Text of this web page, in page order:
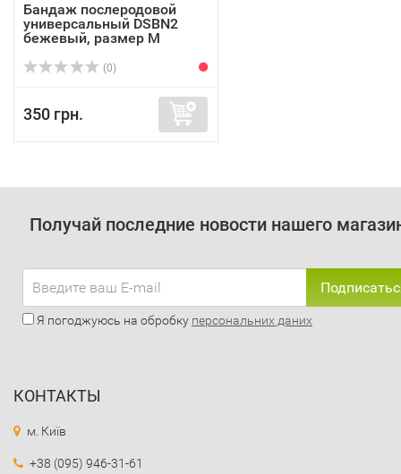
Бандаж послеродовой
универсальный DSBN2
бежевый, размер M
(0)
350 грн.
Получай последние новости нашего
Я погоджуюсь на обробку персональних даних
КОНТАКТЫ
м. Київ
+38 (095) 946-31-61